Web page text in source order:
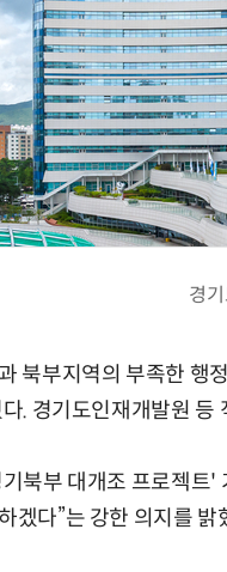
경
북부지역의 부족한 행
. 경기도인재개발원 등
북부 대개조 프로젝트
겠다”는 강한 의지를 밝